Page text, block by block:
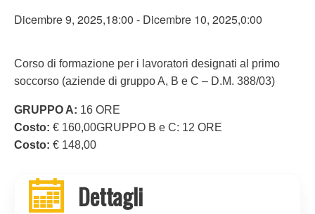
Dicembre 9, 2025,18:00 - Dicembre 10, 2025,0:00
Corso di formazione per i lavoratori designati al primo
soccorso (aziende di gruppo A, B e C – D.M. 388/03)
GRUPPO A: 16 ORE
Costo: € 160,00GRUPPO B e C: 12 ORE
Costo: € 148,00
Dettagli